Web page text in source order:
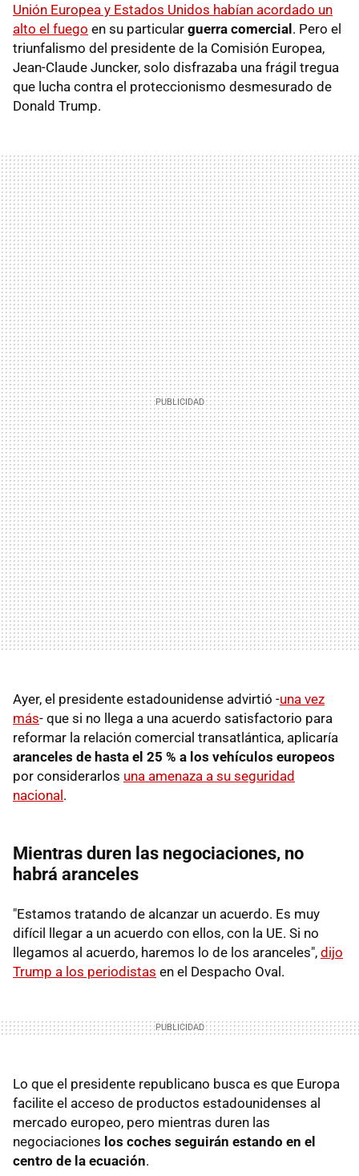
Unión Europea y Estados Unidos habían acordado un
alto el fuego en su particular guerra comercial. Pero el
triunfalismo del presidente de la Comisión Europea,
Jean-Claude Juncker, solo disfrazaba una frágil tregua
que lucha contra el proteccionismo desmesurado de
Donald Trump.
Ayer, el presidente estadounidense advirtió -una vez
más- que si no llega a una acuerdo satisfactorio para
reformar la relación comercial transatlántica, aplicaría
aranceles de hasta el 25 % a los vehículos europeos
por considerarlos una amenaza a su seguridad
nacional.
Mientras duren las negociaciones, no
habrá aranceles
"Estamos tratando de alcanzar un acuerdo. Es muy
difícil llegar a un acuerdo con ellos, con la UE. Si no
llegamos al acuerdo, haremos lo de los aranceles", dijo
Trump a los periodistas en el Despacho Oval.
Lo que el presidente republicano busca es que Europa
facilite el acceso de productos estadounidenses al
mercado europeo, pero mientras duren las
negociaciones los coches seguirán estando en el
centro de la ecuación.